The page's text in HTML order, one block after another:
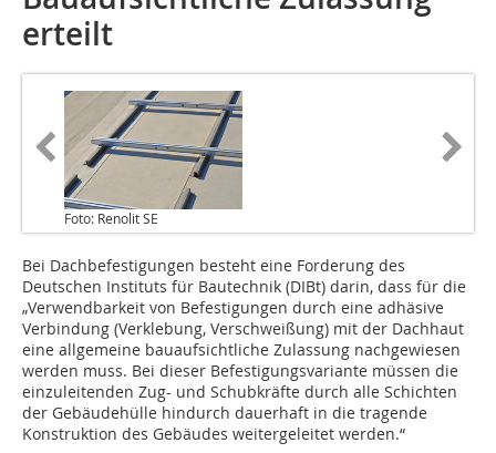
erteilt
Foto: Renolit SE
Bei Dachbefestigungen besteht eine Forderung des
Deutschen Instituts für Bautechnik (DIBt) darin, dass für die
„Verwendbarkeit von Befestigungen durch eine adhäsive
Verbindung (Verklebung, Verschweißung) mit der Dachhaut
eine allgemeine bauaufsichtliche Zulassung nachgewiesen
werden muss. Bei dieser Befestigungsvariante müssen die
einzuleitenden Zug- und Schubkräfte durch alle Schichten
der Gebäudehülle hindurch dauerhaft in die tragende
Konstruktion des Gebäudes weitergeleitet werden.“